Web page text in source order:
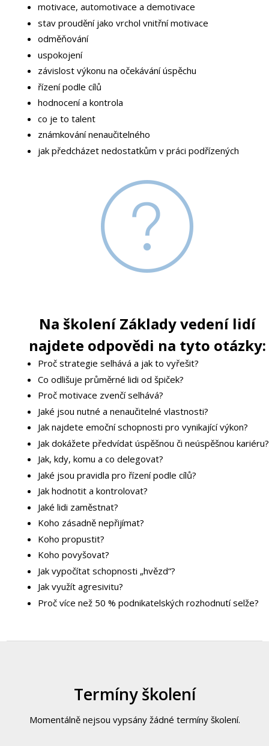
motivace, automotivace a demotivace
stav proudění jako vrchol vnitřní motivace
odměňování
uspokojení
závislost výkonu na očekávání úspěchu
řízení podle cílů
hodnocení a kontrola
co je to talent
známkování nenaučitelného
jak předcházet nedostatkům v práci podřízených
Na školení Základy vedení lidí
najdete odpovědi na tyto otázky:
Proč strategie selhává a jak to vyřešit?
Co odlišuje průměrné lidi od špiček?
Proč motivace zvenčí selhává?
Jaké jsou nutné a nenaučitelné vlastnosti?
Jak najdete emoční schopnosti pro vynikající výkon?
Jak dokážete předvídat úspěšnou či neúspěšnou kariéru?
Jak, kdy, komu a co delegovat?
Jaké jsou pravidla pro řízení podle cílů?
Jak hodnotit a kontrolovat?
Jaké lidi zaměstnat?
Koho zásadně nepřijímat?
Koho propustit?
Koho povyšovat?
Jak vypočítat schopnosti „hvězd“?
Jak využít agresivitu?
Proč více než 50 % podnikatelských rozhodnutí selže?
Termíny školení
Momentálně nejsou vypsány žádné termíny školení.